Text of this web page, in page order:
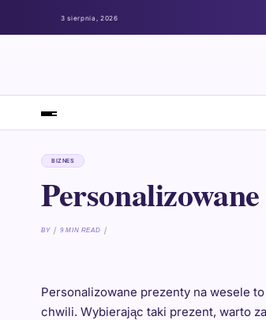
3 sierpnia, 2026
BIZNES
BY 9 MIN READ
Personalizowane prezenty na wesele
chwili. Wybierając taki prezent, warto